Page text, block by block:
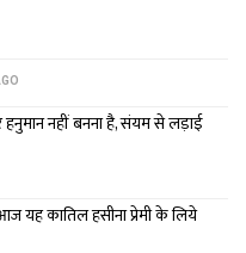
नहीं बनना है, संयम से लड़ाई
यह कातिल हसीना प्रेमी के लिये